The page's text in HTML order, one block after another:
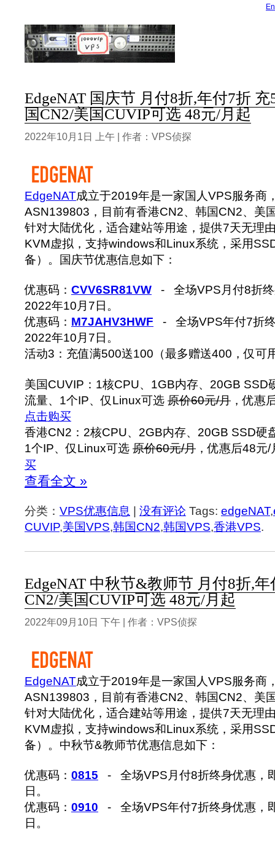
EdgeNAT 国庆节 月付8折,年付7折
国CN2/美国CUVIP可选 48元/月起
2022年10月1日 上午 | 作者：VPS侦探
EdgeNAT成立于2019年是一家国人VPS服务商
ASN139803，目前有香港CN2、韩国CN2、美
针对大陆优化，适合建站等用途，提供7天无理
KVM虚拟，支持windows和Linux系统，采用
备）。国庆节优惠信息如下：
优惠码： CVV6SR81VW - 全场VPS月付8折终
2022年10月7日。
优惠码： M7JAHV3HWF - 全场VPS年付7折
2022年10月7日。
活动3：充值满500送100（最多赠送400，仅可
美国CUVIP：1核CPU、1GB内存、20GB SSD
流量、1个IP、仅Linux可选 原价60元/月 ，优惠
点击购买
香港CN2：2核CPU、2GB内存、20GB SSD硬
1个IP、仅Linux可选 原价60元/月 ，优惠后48元
买
查看全文 »
分类： VPS优惠信息 没有评论 Tags: edgeNAT,
CUVIP,美国VPS,韩国CN2,韩国VPS,香港VPS.
EdgeNAT 中秋节&教师节 月付8折,
CN2/美国CUVIP可选 48元/月起
2022年09月10日 下午 | 作者：VPS侦探
EdgeNAT成立于2019年是一家国人VPS服务商
ASN139803，目前有香港CN2、韩国CN2、美
针对大陆优化，适合建站等用途，提供7天无理
KVM虚拟，支持windows和Linux系统，采用
备）。中秋节&教师节优惠信息如下：
优惠码： 0815 - 全场VPS月付8折终身优惠，
日。
优惠码： 0910 - 全场VPS年付7折终身优惠，
日。